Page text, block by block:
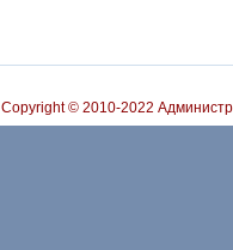
Copyright © 2010-2022